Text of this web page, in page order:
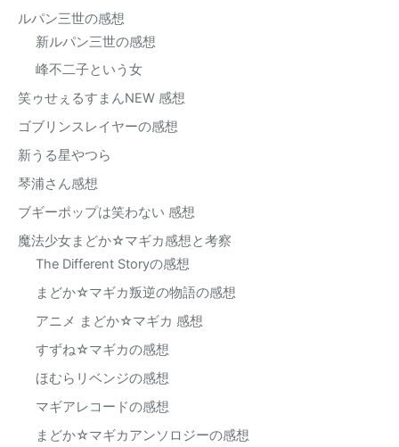
ルパン三世の感想
新ルパン三世の感想
峰不二子という女
笑ゥせぇるすまんNEW 感想
ゴブリンスレイヤーの感想
新うる星やつら
琴浦さん感想
ブギーポップは笑わない 感想
魔法少女まどか☆マギカ感想と考察
The Different Storyの感想
まどか☆マギカ叛逆の物語の感想
アニメ まどか☆マギカ 感想
すずね☆マギカの感想
ほむらリベンジの感想
マギアレコードの感想
まどか☆マギカアンソロジーの感想